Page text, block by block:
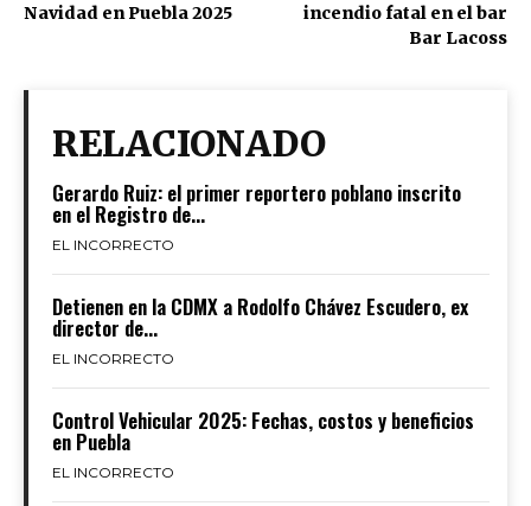
Navidad en Puebla 2025
incendio fatal en el bar
Bar Lacoss
RELACIONADO
Gerardo Ruiz: el primer reportero poblano inscrito
en el Registro de...
EL INCORRECTO
Detienen en la CDMX a Rodolfo Chávez Escudero, ex
director de...
EL INCORRECTO
Control Vehicular 2025: Fechas, costos y beneficios
en Puebla
EL INCORRECTO